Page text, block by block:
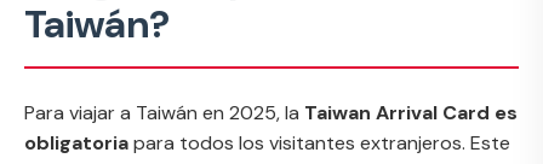
Taiwán?
Para viajar a Taiwán en 2025, la Taiwan Arrival Card es
obligatoriapara todos los visitantes extranjeros. Este